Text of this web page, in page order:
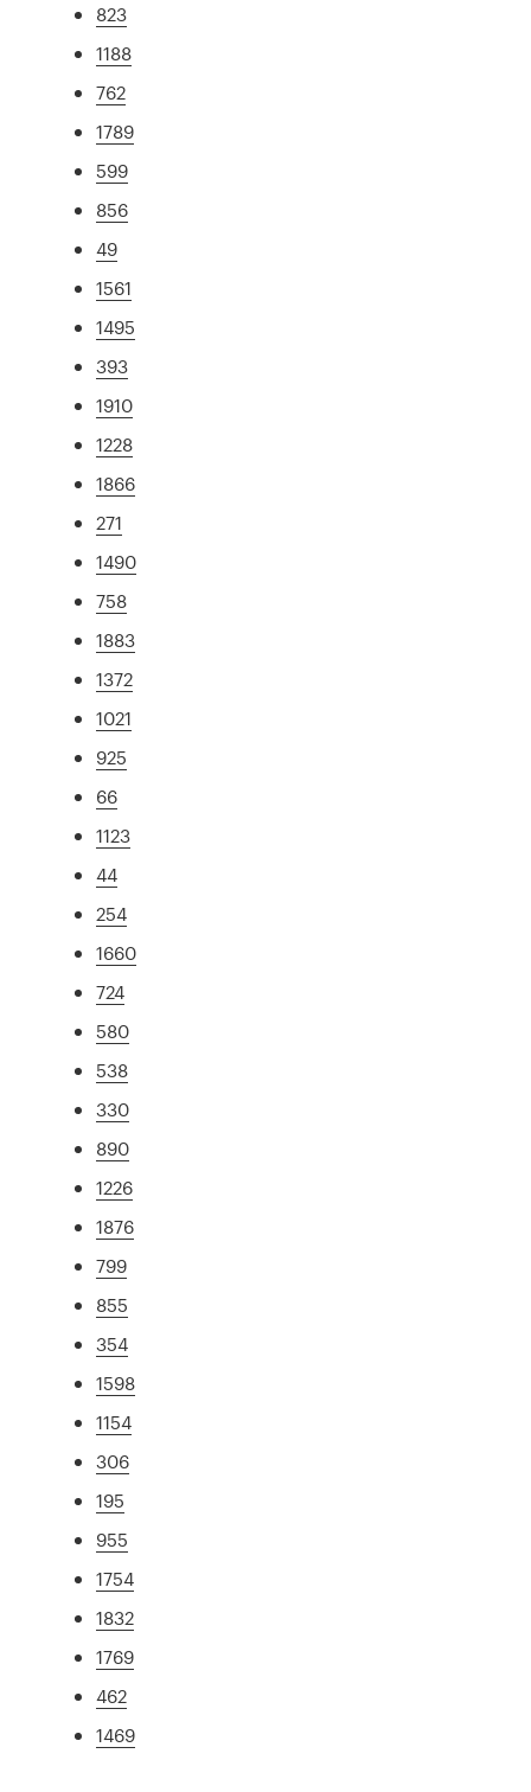
823
1188
762
1789
599
856
49
1561
1495
393
1910
1228
1866
271
1490
758
1883
1372
1021
925
66
1123
44
254
1660
724
580
538
330
890
1226
1876
799
855
354
1598
1154
306
195
955
1754
1832
1769
462
1469